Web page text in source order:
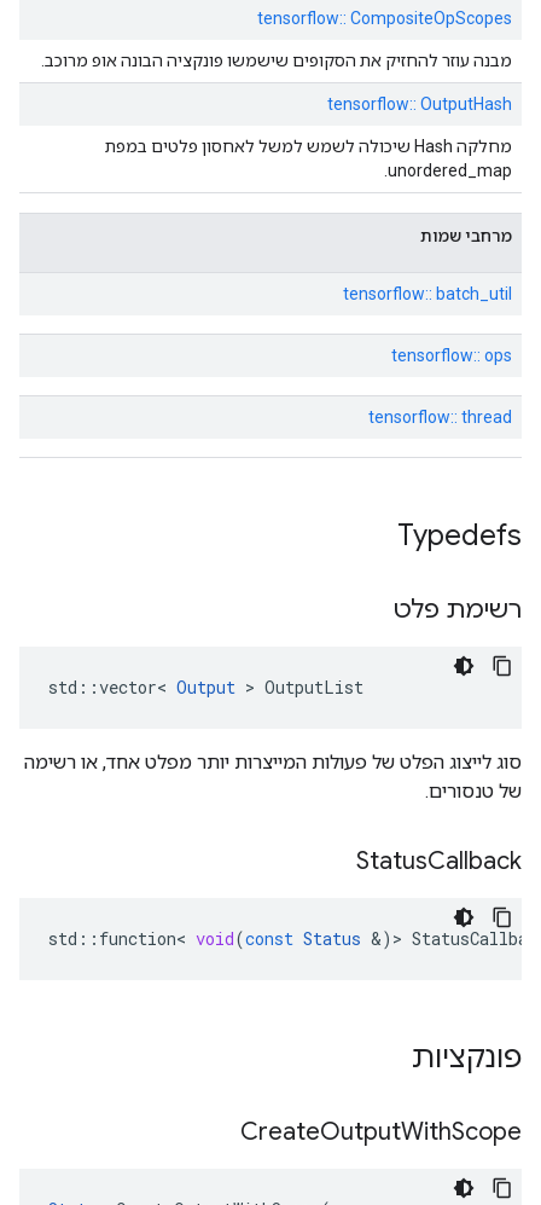
tensorflow:: CompositeOpScopes
מבנה עוזר להחזיק את הסקופים שישמשו פונקציה הבונה אופ מרוכב.
tensorflow:: OutputHash
מחלקה Hash שיכולה לשמש למשל לאחסון פלטים במפת
unordered_map.
מרחבי שמות
tensorflow:: batch_util
tensorflow:: ops
tensorflow:: thread
Typedefs
רשימת פלט
std::vector< Output > OutputList
סוג לייצוג הפלט של פעולות המייצרות יותר מפלט אחד, או רשימה
של טנסורים.
StatusCallback
std :: function< void(const Status &) >
פונקציות
CreateOutputWithScope